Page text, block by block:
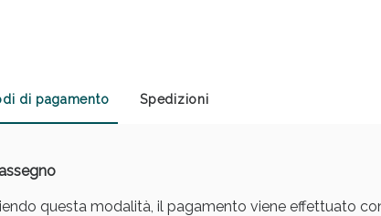
di pagamento Spedizioni
questa modalità, il pagamento viene effettuato